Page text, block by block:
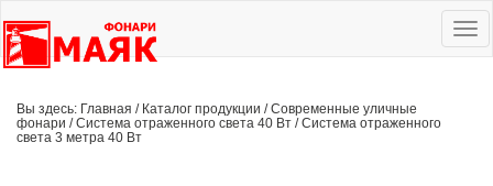
Вы здесь: Главная / Каталог продукции /Современные уличные
фонари /Система отраженного света 40 Вт /Система отраженного
света 3 метра 40 Вт